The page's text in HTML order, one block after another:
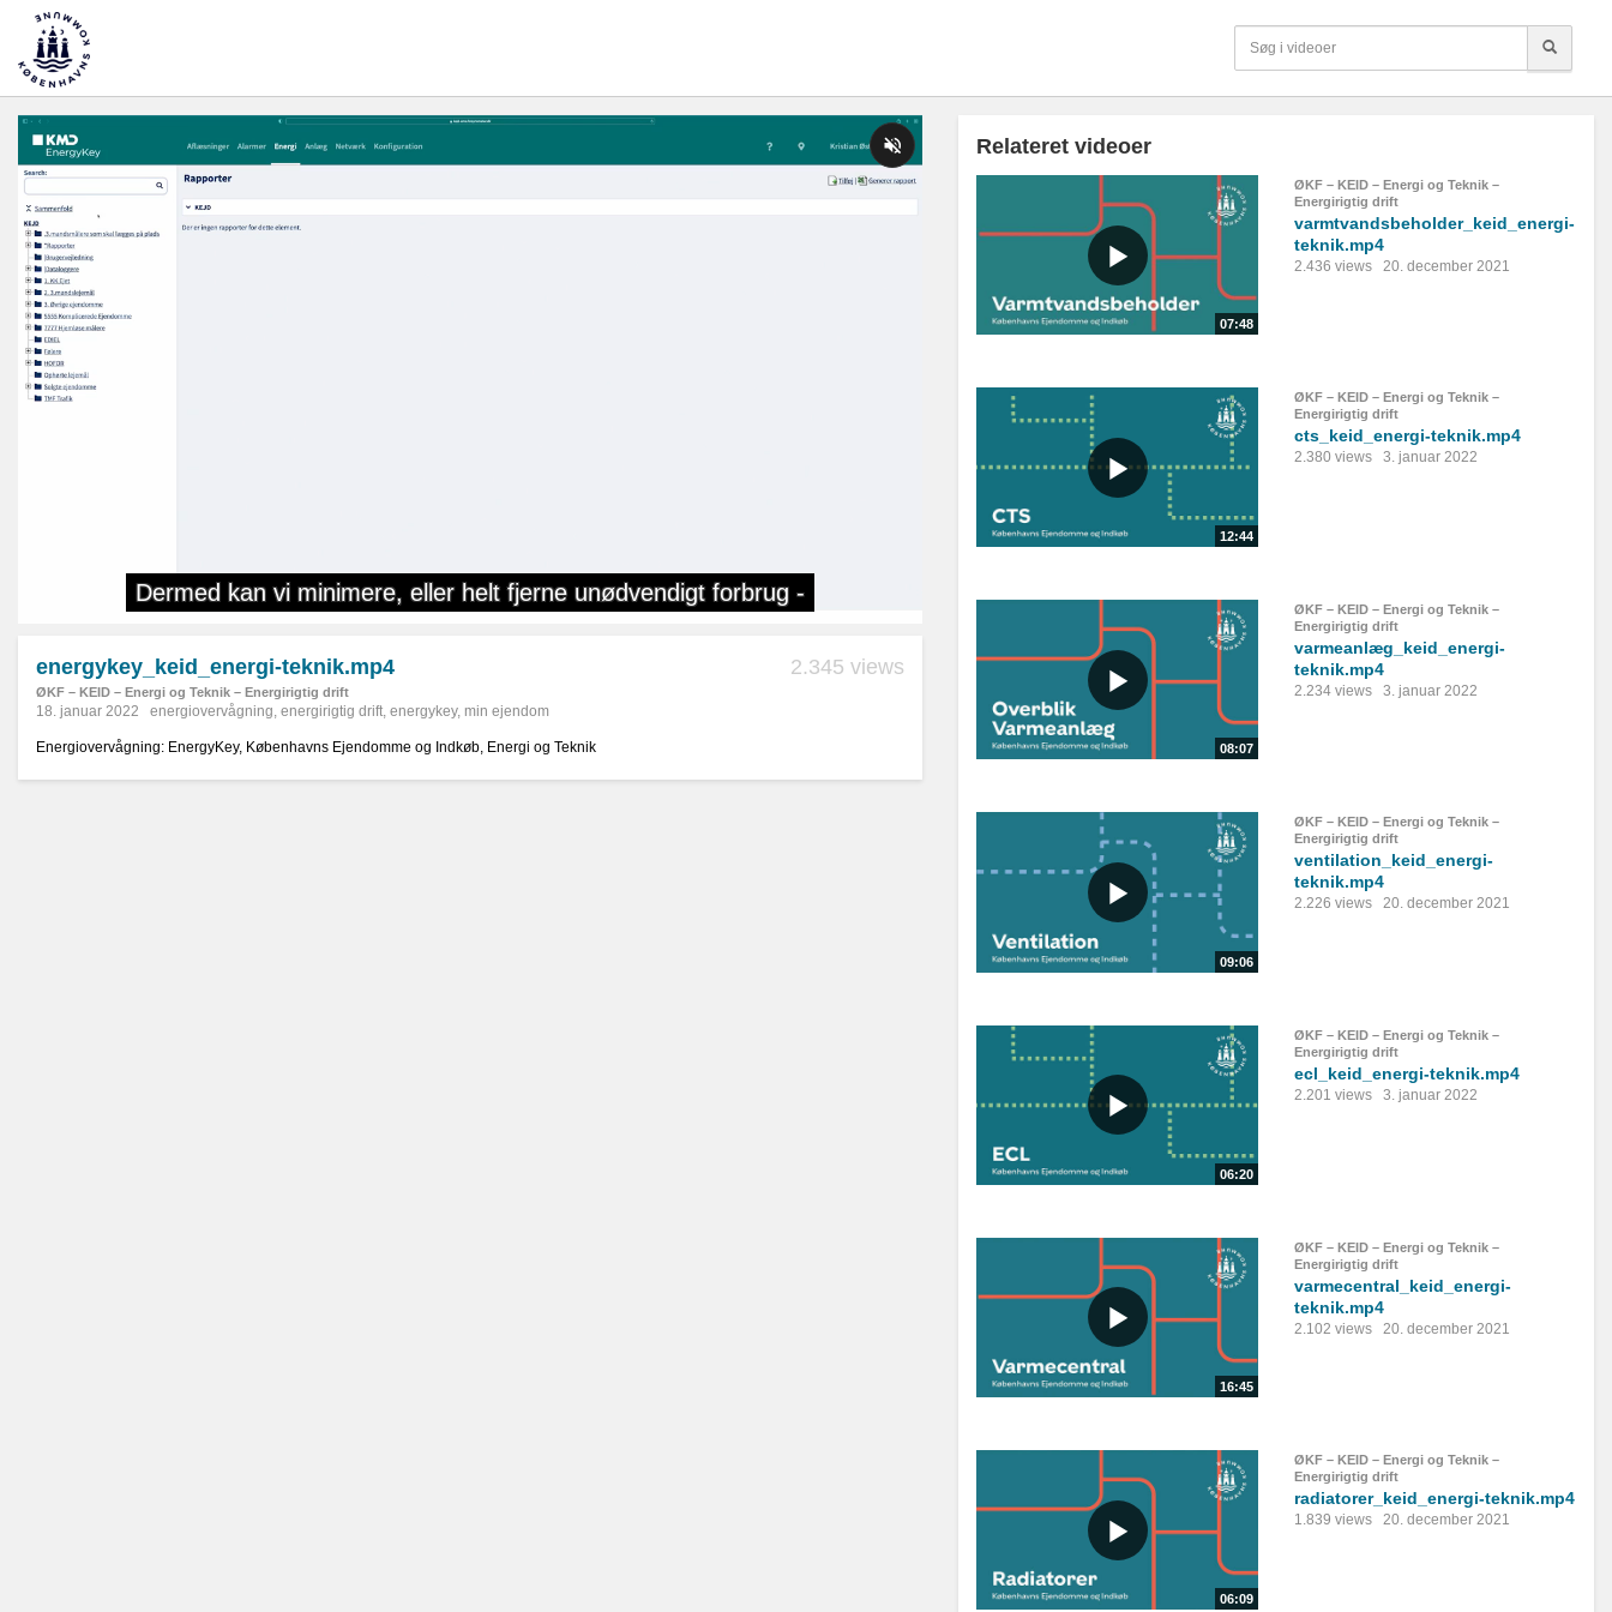
energykey_keid_energi-teknik.mp4
ØKF – KEID – Energi og Teknik – Energirigtig drift
2.345 views
18. januar 2022 energiovervågning, energirigtig drift, energykey, min ejendom
Energiovervågning: EnergyKey, Københavns Ejendomme og Indkøb, Energi og Teknik
Relateret videoer
07:48
ØKF – KEID – Energi og Teknik –
Energirigtig drift
varmtvandsbeholder_keid_energi-
teknik.mp4
2.436 views 20. december 2021
12:44
ØKF – KEID – Energi og Teknik –
Energirigtig drift
cts_keid_energi-teknik.mp4
2.380 views 3. januar 2022
08:07
ØKF – KEID – Energi og Teknik –
Energirigtig drift
varmeanlæg_keid_energi-
teknik.mp4
2.234 views 3. januar 2022
09:06
ØKF – KEID – Energi og Teknik –
Energirigtig drift
ventilation_keid_energi-
teknik.mp4
2.226 views 20. december 2021
06:20
ØKF – KEID – Energi og Teknik –
Energirigtig drift
ecl_keid_energi-teknik.mp4
2.201 views 3. januar 2022
16:45
ØKF – KEID – Energi og Teknik –
Energirigtig drift
varmecentral_keid_energi-
teknik.mp4
2.102 views 20. december 2021
06:09
ØKF – KEID – Energi og Teknik –
Energirigtig drift
radiatorer_keid_energi-teknik.mp4
1.839 views 20. december 2021